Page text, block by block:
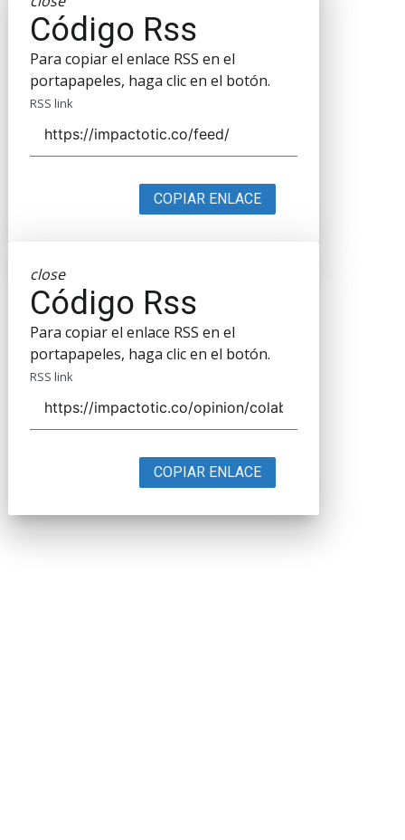
Código Rss
Para copiar el enlace RSS en el
portapapeles, haga clic en el botón.
RSS link
COPIAR ENLACE
close
Código Rss
Para copiar el enlace RSS en el
portapapeles, haga clic en el botón.
RSS link
COPIAR ENLACE